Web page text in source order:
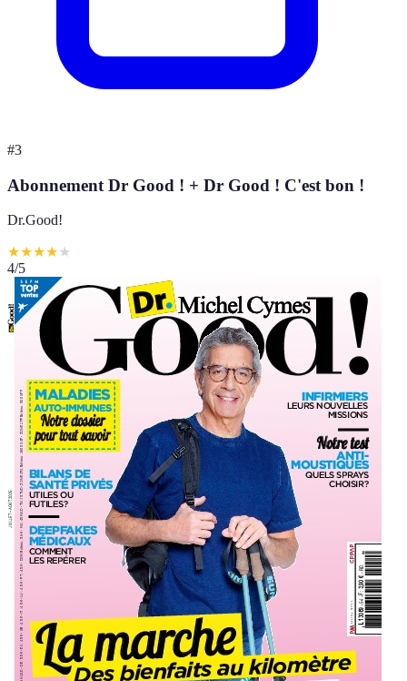
#3
Abonnement Dr Good ! + Dr Good ! C'est bon !
Dr.Good!
★★★★★
4/5